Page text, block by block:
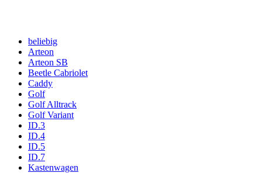
beliebig
Arteon
Arteon SB
Beetle Cabriolet
Caddy
Golf
Golf Alltrack
Golf Variant
ID.3
ID.4
ID.5
ID.7
Kastenwagen